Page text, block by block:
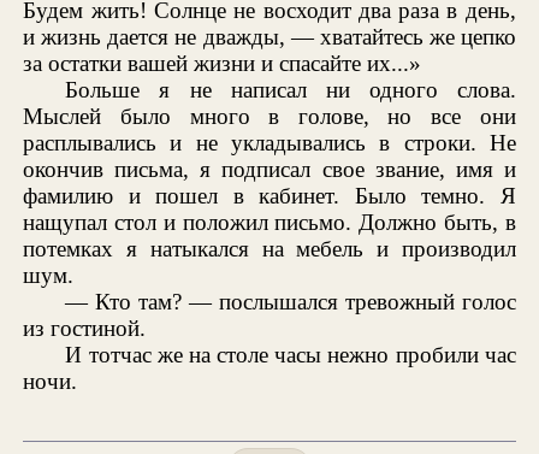
Будем жить! Солнце не восходит два раза в день,
и жизнь дается не дважды, — хватайтесь же цепко
за остатки вашей жизни и спасайте их...»
Больше я не написал ни одного слова.
Мыслей было много в голове, но все они
расплывались и не укладывались в строки. Не
окончив письма, я подписал свое звание, имя и
фамилию и пошел в кабинет. Было темно. Я
нащупал стол и положил письмо. Должно быть, в
потемках я натыкался на мебель и производил
шум.
— Кто там? — послышался тревожный голос
из гостиной.
И тотчас же на столе часы нежно пробили час
ночи.